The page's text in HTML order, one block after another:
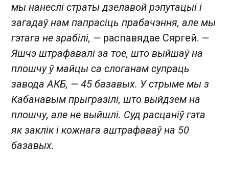
мы нанеслі страты дзелавой рэпутацыі і
загадаў нам папрасіць прабачэння, але мы
гэтага не зрабілі, — распавядае Сяргей. —
Яшчэ штрафавалі за тое, што выйшаў на
плошчу ў майцы са слоганам супраць
завода АКБ, — 45 базавых. У стрыме мы з
Кабанавым прыгразілі, што выйдзем на
плошчу, але не выйшлі. Суд расцаніў гэта
як заклік і кожнага аштрафаваў на 50
базавых.